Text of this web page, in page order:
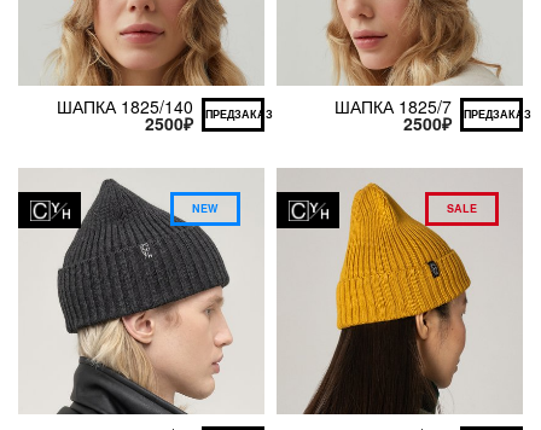
ШАПКА 1825/140
2500₽ ПРЕДЗАКАЗ ШАПКА 1825/7
2500₽ ПРЕДЗАКАЗ
NEW SALE